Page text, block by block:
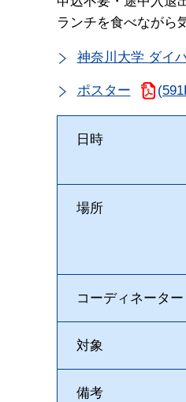
ランチを食べながら
神奈川大学 ダイ
ポスター
日時
場所
コーディネーター
対象
備考